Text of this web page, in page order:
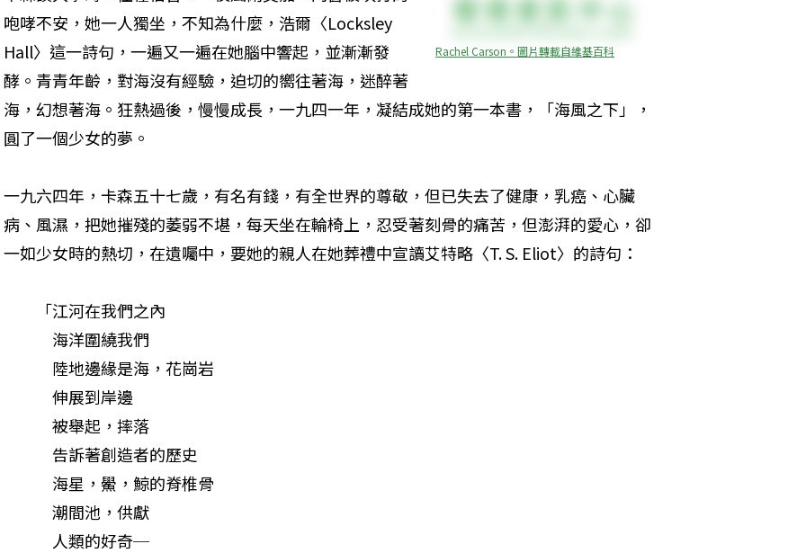
Rachel Carson。圖片轉載自維基百科
咆哮不安，她一人獨坐，不知為什麼，浩爾〈Locksley
Hall〉這一詩句，一遍又一遍在她腦中響起，並漸漸發
酵。青青年齡，對海沒有經驗，迫切的嚮往著海，迷醉著
海，幻想著海。狂熱過後，慢慢成長，一九四一年，凝結成她的第一本書，「海風之下」，
圓了一個少女的夢。
一九六四年，卡森五十七歲，有名有錢，有全世界的尊敬，但已失去了健康，乳癌、心臟
病、風濕，把她摧殘的萎弱不堪，每天坐在輪椅上，忍受著刻骨的痛苦，但澎湃的愛心，卻
一如少女時的熱切，在遺囑中，要她的親人在她葬禮中宣讀艾特略〈T. S. Eliot〉的詩句：
「江河在我們之內
海洋圍繞我們
陸地邊緣是海，花崗岩
伸展到岸邊
被舉起，摔落
告訴著創造者的歷史
海星，鱟，鯨的脊椎骨
潮間池，供獻
人類的好奇─